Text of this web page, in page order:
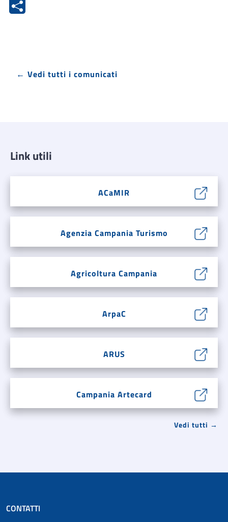
← Vedi tutti i comunicati
Link utili
ACaMIR
Agenzia Campania Turismo
Agricoltura Campania
ArpaC
ARUS
Campania Artecard
Vedi tutti →
CONTATTI